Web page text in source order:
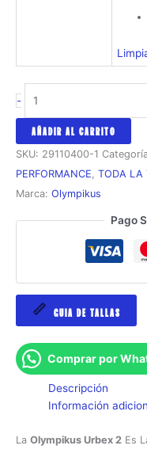
-
OLYMPIKUS
URBEX
2
MASCULINO
cantidad
AÑADIR AL CARRITO
SKU: 29110400-1
PERFORMANCE, TODA LA
Marca: Olympikus
Pago
GUIA DE TALLAS
Comprar por
Descripción
Información
La Olympikus Urbex 2 Es